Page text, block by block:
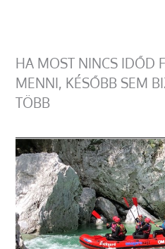
HA MOST NINCS IDŐD
MENNI, KÉSŐBB SEM
TÖBB